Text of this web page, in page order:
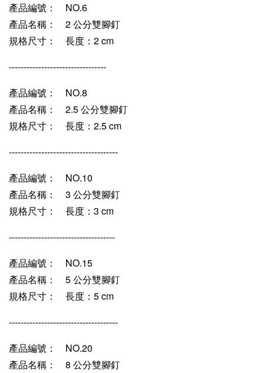
產品編號：
NO.6
產品名稱：
2 公分雙腳釘
規格尺寸：
長度：2 cm
---------------------------------
產品編號：
NO.8
產品名稱：
2.5 公分雙腳釘
規格尺寸：
長度：2.5 cm
-------------------------------------
產品編號：
NO.10
產品名稱：
3 公分雙腳釘
規格尺寸：
長度：3 cm
------------------------------------
產品編號：
NO.15
產品名稱：
5 公分雙腳釘
規格尺寸：
長度：5 cm
-------------------------------------
產品編號：
NO.20
產品名稱：
8 公分雙腳釘